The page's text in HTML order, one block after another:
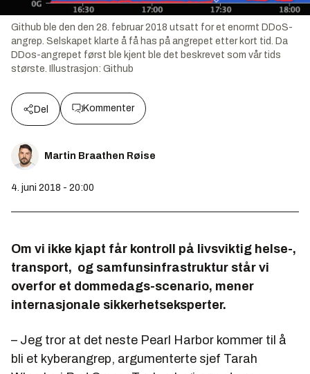
Github ble den den 28. februar 2018 utsatt for et enormt DDoS-
angrep. Selskapet klarte å få has på angrepet etter kort tid. Da
DDos-angrepet først ble kjent ble det beskrevet som vår tids
største.
Illustrasjon: Github
Del Kommenter
Martin Braathen Røise
4. juni 2018 - 20:00
Om vi ikke kjapt får kontroll på livsviktig helse-,
transport, og samfunsinfrastruktur står vi
overfor et dommedags-scenario, mener
internasjonale sikkerhetseksperter.
– Jeg tror at det neste Pearl Harbor kommer til å
bli et kyberangrep, argumenterte sjef Tarah